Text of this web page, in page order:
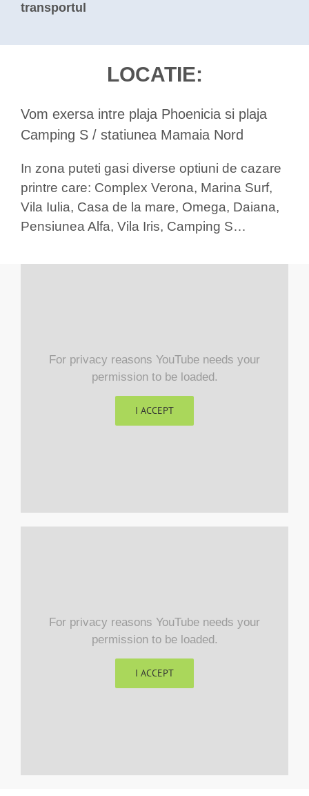
transportul
LOCATIE:
Vom exersa intre plaja Phoenicia si plaja
Camping S / statiunea Mamaia Nord
In zona puteti gasi diverse optiuni de cazare
printre care: Complex Verona, Marina Surf,
Vila Iulia, Casa de la mare, Omega, Daiana,
Pensiunea Alfa, Vila Iris, Camping S…
For privacy reasons YouTube needs your
permission to be loaded.
I ACCEPT
For privacy reasons YouTube needs your
permission to be loaded.
I ACCEPT